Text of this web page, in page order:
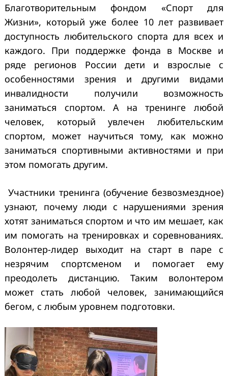
Благотворительным фондом «Спорт для
Жизни», который уже более 10 лет развивает
доступность любительского спорта для всех и
каждого. При поддержке фонда в Москве и
ряде регионов России дети и взрослые с
особенностями зрения и другими видами
инвалидности получили возможность
заниматься спортом. А на тренинге любой
человек, который увлечен любительским
спортом, может научиться тому, как можно
заниматься спортивными активностями и при
этом помогать другим.
Участники тренинга (обучение безвозмездное)
узнают, почему люди с нарушениями зрения
хотят заниматься спортом и что им мешает, как
им помогать на тренировках и соревнованиях.
Волонтер-лидер выходит на старт в паре с
незрячим спортсменом и помогает ему
преодолеть дистанцию. Таким волонтером
может стать любой человек, занимающийся
бегом, с любым уровнем подготовки.